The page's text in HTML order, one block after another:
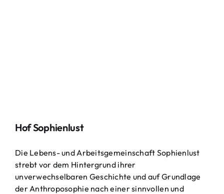
Hof Sophienlust
Die Lebens- und Arbeitsgemeinschaft Sophienlust
strebt vor dem Hintergrund ihrer
unverwechselbaren Geschichte und auf Grundlage
der Anthroposophie nach einer sinnvollen und